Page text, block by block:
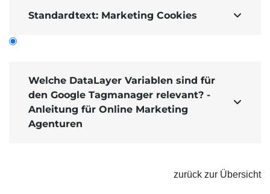
Standardtext: Marketing Cookies 
Welche DataLayer Variablen sind für
den Google Tagmanager relevant? -
Anleitung für Online Marketing
Agenturen

Data layer Version 2 ) mit
zurück zur Übersicht